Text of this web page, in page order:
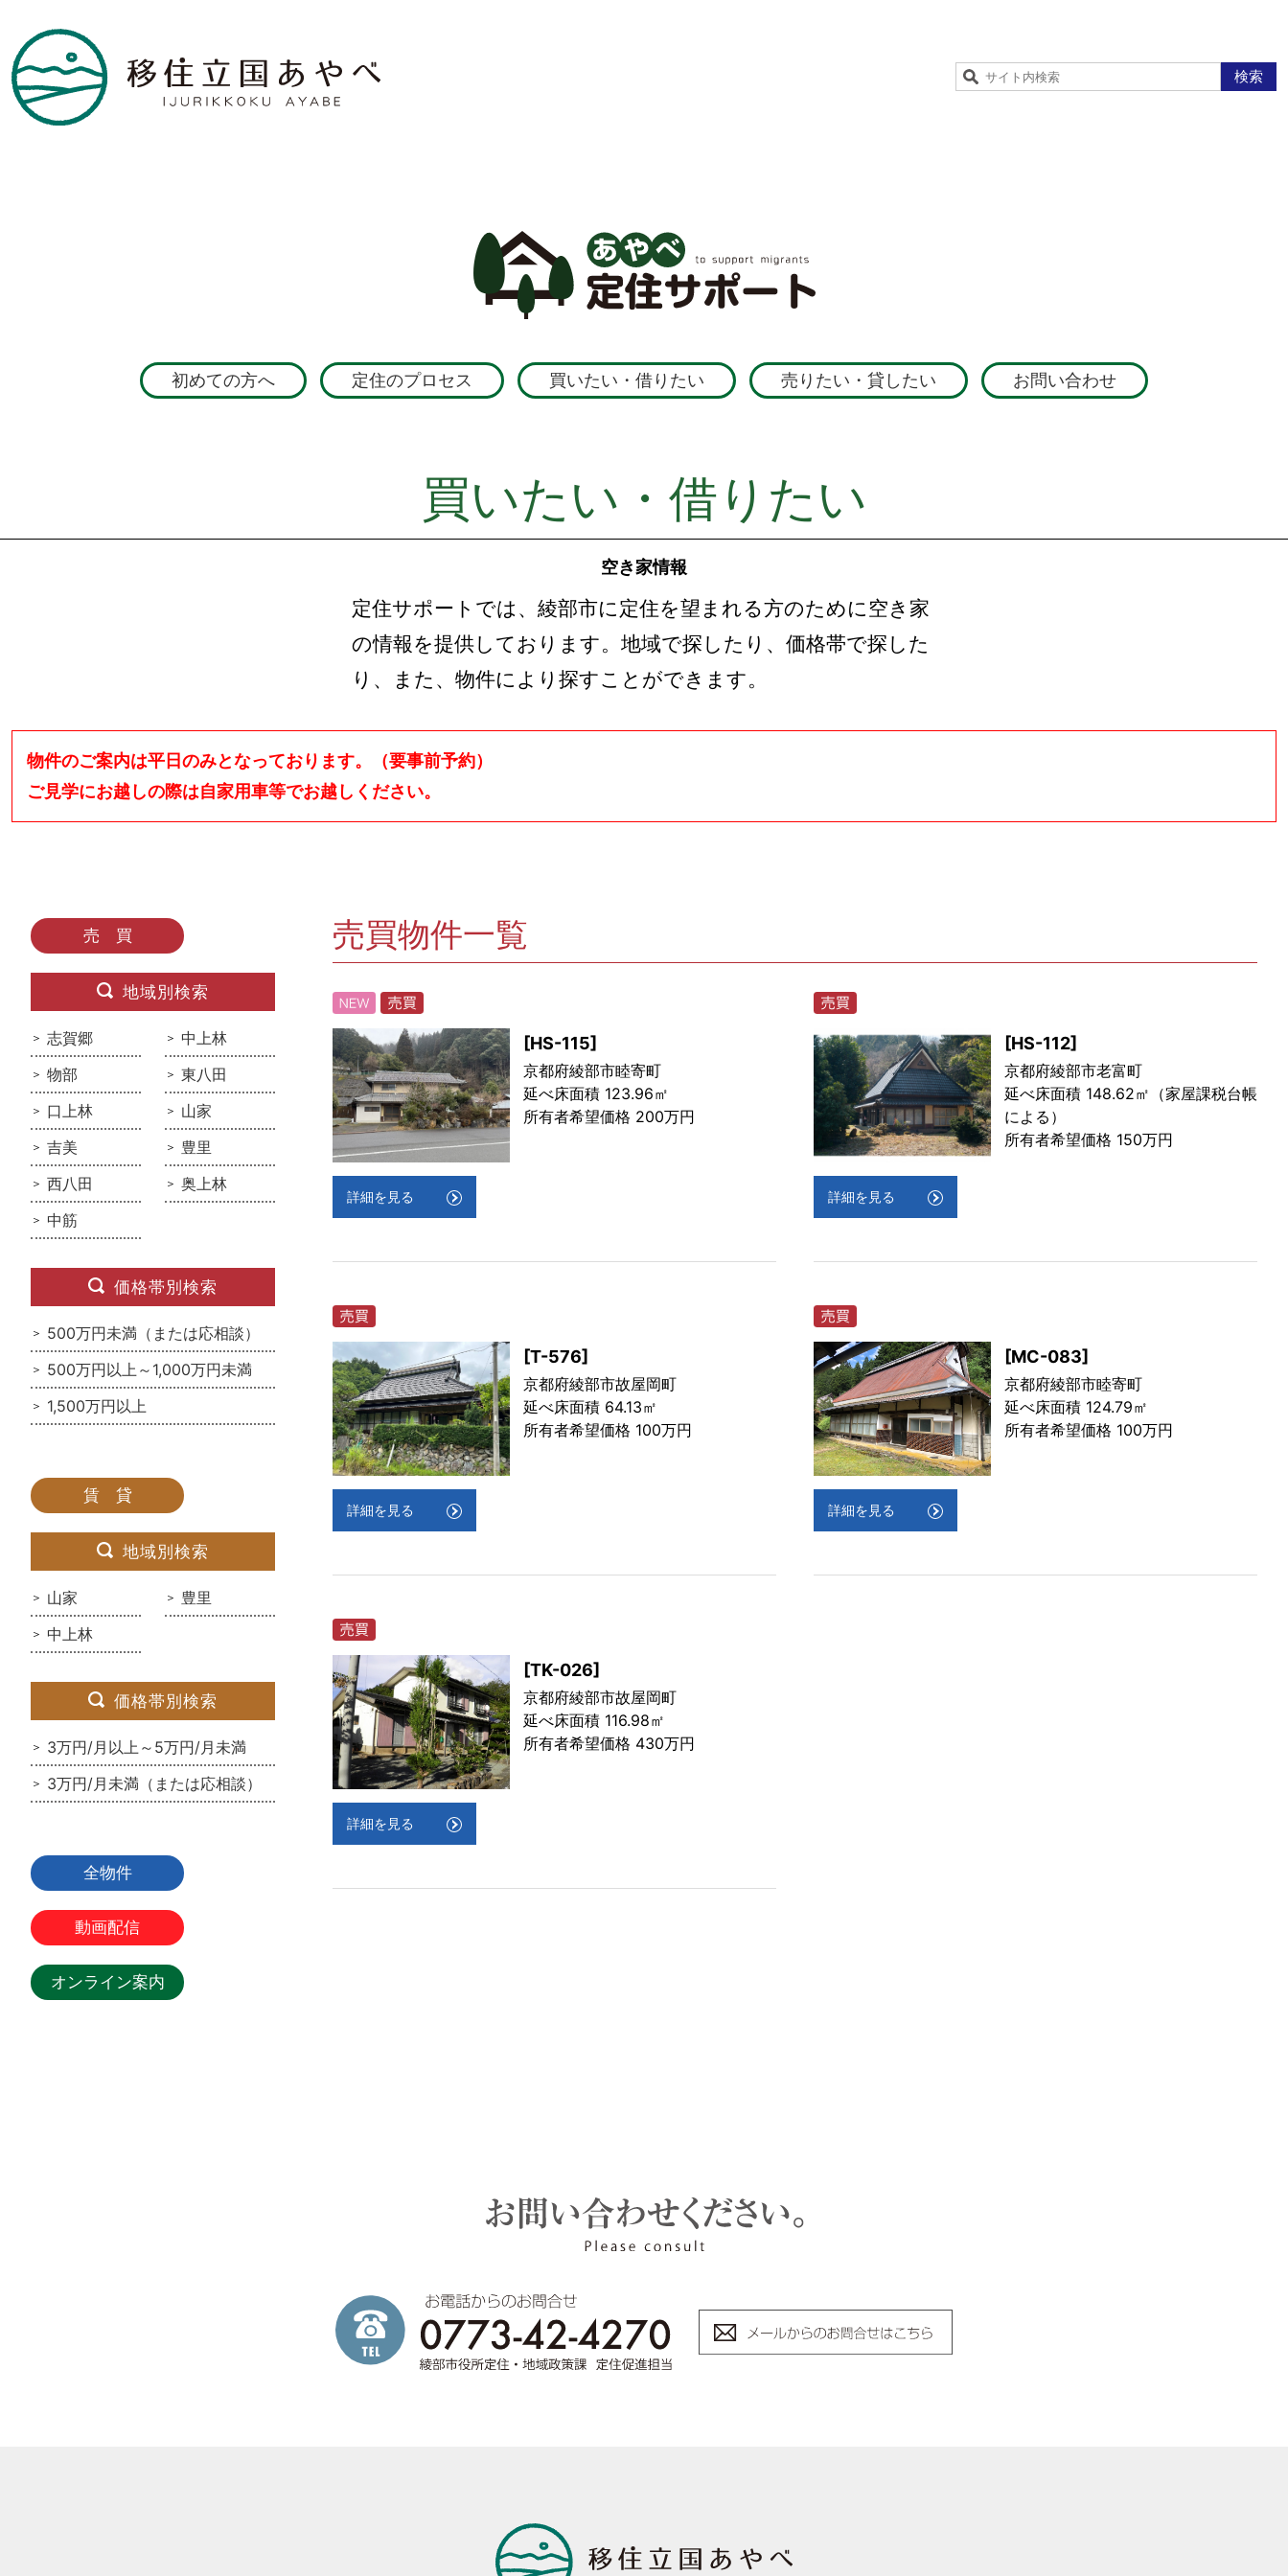
検索
初めての方へ 定住のプロセス 買いたい・借りたい 売りたい・貸したい お問い合わせ
買いたい・借りたい
空き家情報
定住サポートでは、綾部市に定住を望まれる方のために空き家
の情報を提供しております。地域で探したり、価格帯で探した
り、また、物件により探すことができます。
物件のご案内は平日のみとなっております。（要事前予約）
ご見学にお越しの際は自家用車等でお越しください。
売買物件一覧
詳細を見る
[HS-115]
京都府綾部市睦寄町
延べ床面積 123.96㎡
所有者希望価格 200万円
詳細を見る
[HS-112]
京都府綾部市老富町
延べ床面積 148.62㎡（家屋課税台帳
による）
所有者希望価格 150万円
詳細を見る
[T-576]
京都府綾部市故屋岡町
延べ床面積 64.13㎡
所有者希望価格 100万円
詳細を見る
[MC-083]
京都府綾部市睦寄町
延べ床面積 124.79㎡
所有者希望価格 100万円
詳細を見る
[TK-026]
京都府綾部市故屋岡町
延べ床面積 116.98㎡
所有者希望価格 430万円
売 買
地域別検索
志賀郷
中上林
物部
東八田
口上林
山家
吉美
豊里
西八田
奥上林
中筋
価格帯別検索
500万円未満（または応相談）
500万円以上～1,000万円未満
1,500万円以上
賃 貸
地域別検索
山家
豊里
中上林
価格帯別検索
3万円/月以上～5万円/月未満
3万円/月未満（または応相談）
全物件
動画配信
オンライン案内